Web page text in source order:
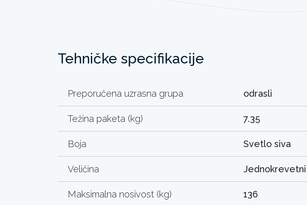
Tehničke specifikacije
Preporučena uzrasna grupa odrasli
Težina paketa (kg) 7.35
Boja Svetlo siva
Veličina Jednokrevetni
Maksimalna nosivost (kg) 136